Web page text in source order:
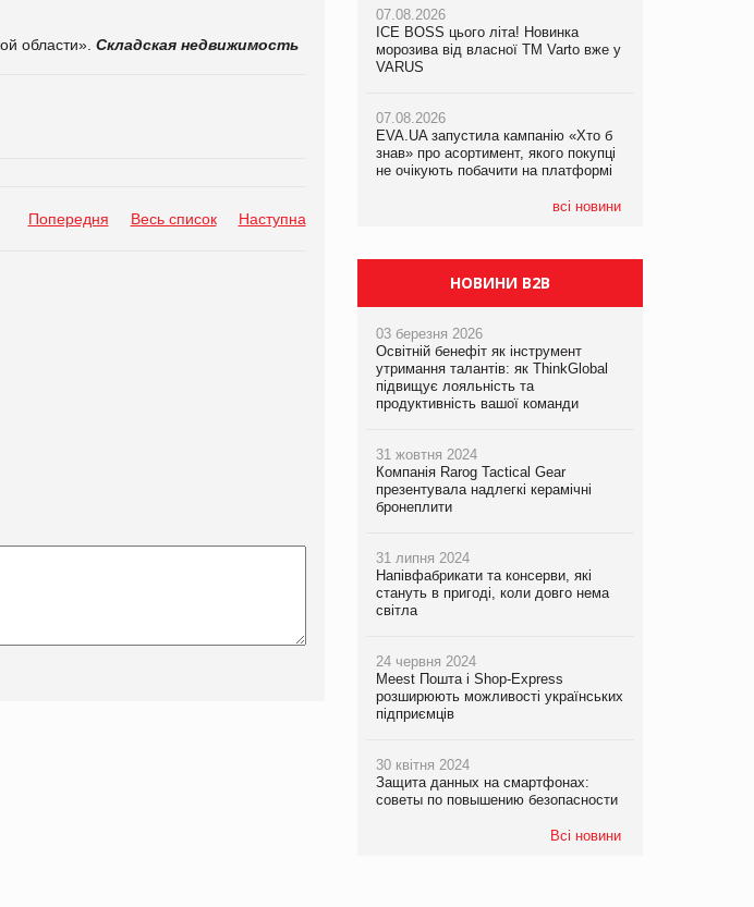
области». Складская недвижимость
Попередня Весь список Наступна
07.08.2026
ICE BOSS цього літа! Новинка
морозива від власної ТМ Varto вже у
VARUS
07.08.2026
EVA.UA запустила кампанію «Хто б
знав» про асортимент, якого покупці
не очікують побачити на платформі
всі новини
06.08.2026
Смачна новинка для хвостатих: у
VARUS з’явилися паучі Varto Paw
05.08.2026
Мережа супермаркетів VARUS купує
мережу магазинів формату
компанія налічуватиме 374 магазини
07.08.2026
Франція заборонила рекламні дзвінки
НОВИНИ B2B
03 березня 2026
Освітній бенефіт як інструмент
утримання талантів: як ThinkGlobal
підвищує лояльність та
продуктивність вашої команди
31 жовтня 2024
Компанія Rarog Tactical Gear
презентувала надлегкі керамічні
бронеплити
31 липня 2024
Напівфабрикати та консерви, які
стануть в пригоді, коли довго нема
світла
24 червня 2024
Meest Пошта і Shop-Express
розширюють можливості українських
підприємців
30 квітня 2024
Защита данных на смартфонах:
советы по повышению безопасности
Всі новини